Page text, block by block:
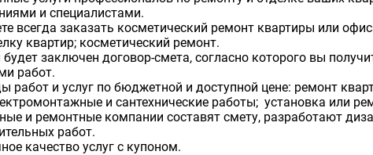
и специалистами.
всегда заказать косметический ремонт квартиры или
квартир; косметический ремонт.
заключен договор-смета, согласно которого вы
работ.
и услуг по бюджетной и доступной цене: ремонт
и сантехнические работы; установка или
и ремонтные компании составят смету, разработают
работ.
качество услуг с купоном.